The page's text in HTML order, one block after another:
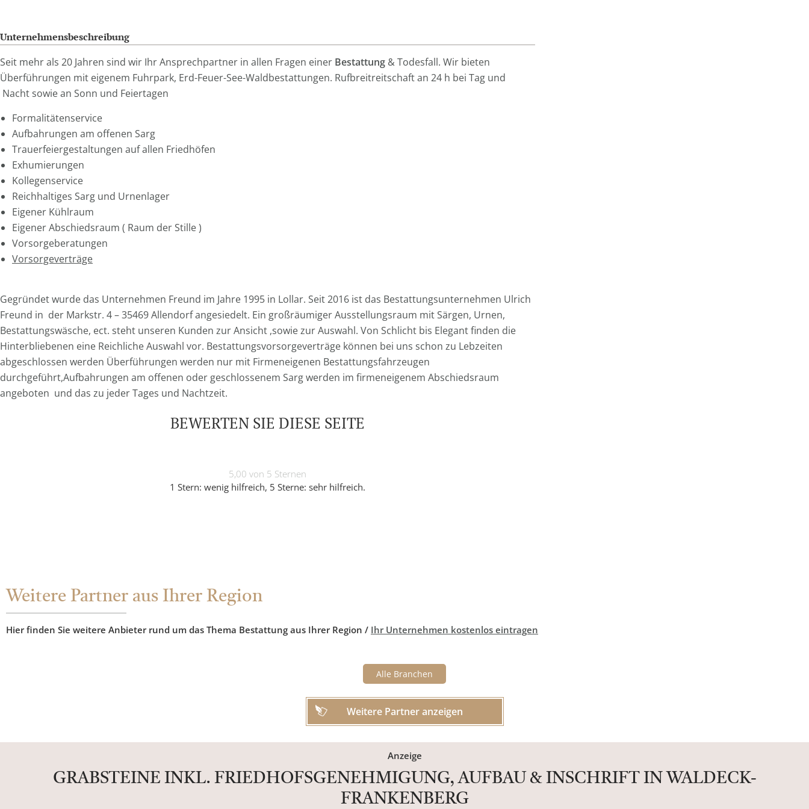
Unternehmensbeschreibung
Seit mehr als 20 Jahren sind wir Ihr Ansprechpartner in allen Fragen einer Bestattung &Todesfall. Wir bieten
Überführungen mit eigenem Fuhrpark, Erd-Feuer-See-Waldbestattungen. Rufbreitreitschaft an 24 h bei Tag und
Nacht sowie an Sonn und Feiertagen
Formalitätenservice
Aufbahrungen am offenen Sarg
Trauerfeiergestaltungen auf allen Friedhöfen
Exhumierungen
Kollegenservice
Reichhaltiges Sarg und Urnenlager
Eigener Kühlraum
Eigener Abschiedsraum ( Raum der Stille )
Vorsorgeberatungen
Vorsorgeverträge
Gegründet wurde das Unternehmen Freund im Jahre 1995 in Lollar. Seit 2016 ist das Bestattungsunternehmen Ulrich
Freund in der Markstr. 4 – 35469 Allendorf angesiedelt. Ein großräumiger Ausstellungsraum mit Särgen, Urnen,
Bestattungswäsche, ect. steht unseren Kunden zur Ansicht ,sowie zur Auswahl. Von Schlicht bis Elegant finden die
Hinterbliebenen eine Reichliche Auswahl vor. Bestattungsvorsorgeverträge können bei uns schon zu Lebzeiten
abgeschlossen werden Überführungen werden nur mit Firmeneigenen Bestattungsfahrzeugen
durchgeführt,Aufbahrungen am offenen oder geschlossenem Sarg werden im firmeneigenem Abschiedsraum
angeboten und das zu jeder Tages und Nachtzeit.
BEWERTEN SIE DIESE SEITE
5,00 von 5 Sternen
1 Stern: wenig hilfreich, 5 Sterne: sehr hilfreich.
Weitere Partner aus Ihrer Region
Hier finden Sie weitere Anbieter rund um das Thema Bestattung aus Ihrer Region / Ihr Unternehmen kostenlos eintragen
Alle Branchen
Weitere Partner anzeigen
Anzeige
GRABSTEINE INKL. FRIEDHOFSGENEHMIGUNG, AUFBAU & INSCHRIFT IN WALDECK-
FRANKENBERG